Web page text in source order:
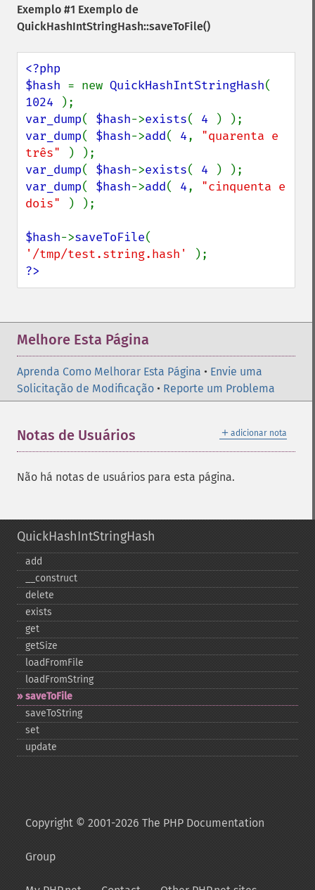
Exemplo #1 Exemplo de
QuickHashIntStringHash::saveToFile()
<?php
$hash = new QuickHashIntStringHash
1024
var_dump( $hash->exists( 4
var_dump( $hash->add( 4, "quarenta e
três"
var_dump( $hash->exists( 4
var_dump( $hash->add( 4, "cinquenta e
dois"
) );
$hash->saveToFile
'/tmp/test.string.hash'
?>
Melhore Esta Página
Aprenda Como Melhorar Esta Página • Envie uma
Solicitação de Modificação • Reporte um Problema
＋ adicionar nota
Notas de Usuários
Não há notas de usuários para esta página.
QuickHashIntStringHash
add
_​_​construct
delete
exists
get
getSize
loadFromFile
loadFromString
saveToFile
saveToString
set
update
Copyright © 2001-2026 The PHP Documentation
Group